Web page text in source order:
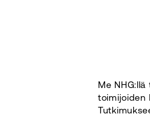
Me
toimijoiden